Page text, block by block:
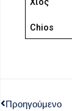
Chios
Προηγούμενο